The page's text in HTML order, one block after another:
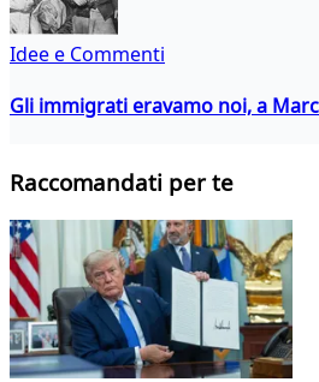
Idee e Commenti
Gli immigrati eravamo noi, a
Raccomandati per te